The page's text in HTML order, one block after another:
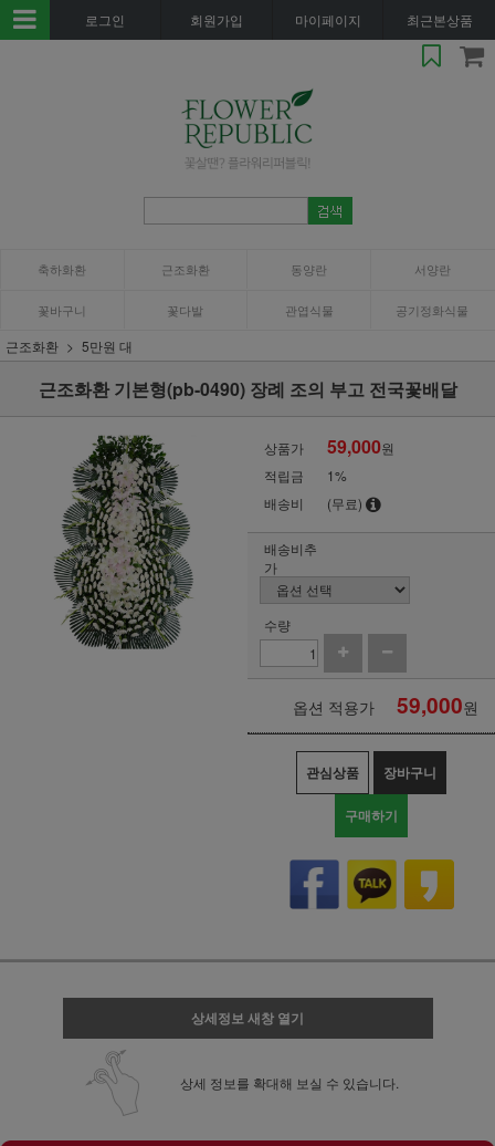
로그인 회원가입 마이페이지 최근본상품
축하화환 근조화환 동양란 서양란
꽃바구니 꽃다발 관엽식물 공기정화식물
근조화환 5만원 대
근조화환 기본형(pb-0490) 장례 조의 부고 전국꽃배달
상품가 59,000원
적립금
1%
배송비
(무료)
배송비추
가
수량
옵션 적용가 59,000원
관심상품 장바구니
구매하기
상세정보 새창 열기
상세 정보를 확대해 보실 수 있습니다.